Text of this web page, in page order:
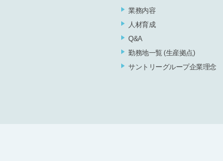
業務内容
人材育成
Q&A
勤務地一覧 (生産拠点)
サントリーグループ企業理念